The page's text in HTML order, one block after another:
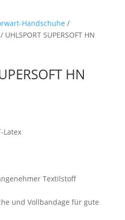
Handschuhe /
UHLSPORT SUPERSOFT HN
HN
Latex
Textilstoff
und Vollbandage für gute